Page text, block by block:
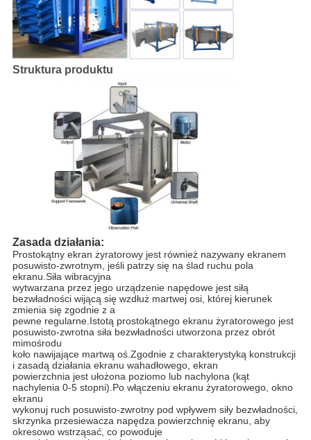
Struktura produktu
Zasada działania:
Prostokątny ekran żyratorowy jest również nazywany ekranem
posuwisto-zwrotnym, jeśli patrzy się na ślad ruchu pola
ekranu.Siła wibracyjna
wytwarzana przez jego urządzenie napędowe jest siłą
bezwładności wijącą się wzdłuż martwej osi, której kierunek
zmienia się zgodnie z a
pewne regularne.Istotą prostokątnego ekranu żyratorowego jest
posuwisto-zwrotna siła bezwładności utworzona przez obrót
mimośrodu
koło nawijające martwą oś.Zgodnie z charakterystyką konstrukcji
i zasadą działania ekranu wahadłowego, ekran
powierzchnia jest ułożona poziomo lub nachylona (kąt
nachylenia 0-5 stopni).Po włączeniu ekranu żyratorowego, okno
ekranu
wykonuj ruch posuwisto-zwrotny pod wpływem siły bezwładności,
skrzynka przesiewacza napędza powierzchnię ekranu, aby
okresowo wstrząsać, co powoduje